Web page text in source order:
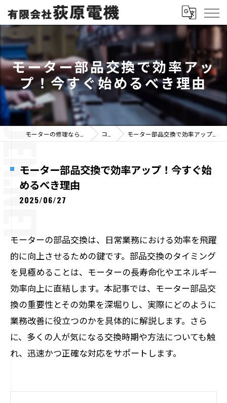
モーター部品交換で効率アッ
プ！今すぐ始めるべき理由
コラム モーター部品交換で効率アップ！今すぐ始めるべき理由
モーター部品交換で効率アップ！今すぐ始
めるべき理由
2025/06/27
モーターの部品交換は、日常業務における効率を飛躍
的に向上させるための鍵です。部品交換のタイミング
を見極めることは、モーターの長寿命化やエネルギー
効率向上に直結します。本記事では、モーター部品交
換の重要性とその効果を深堀りし、実際にどのように
業務改善に役立つのかを具体的に解説します。さら
に、多くの人が気になる交換時期や方法についても触
れ、迅速かつ正確な対応をサポートします。